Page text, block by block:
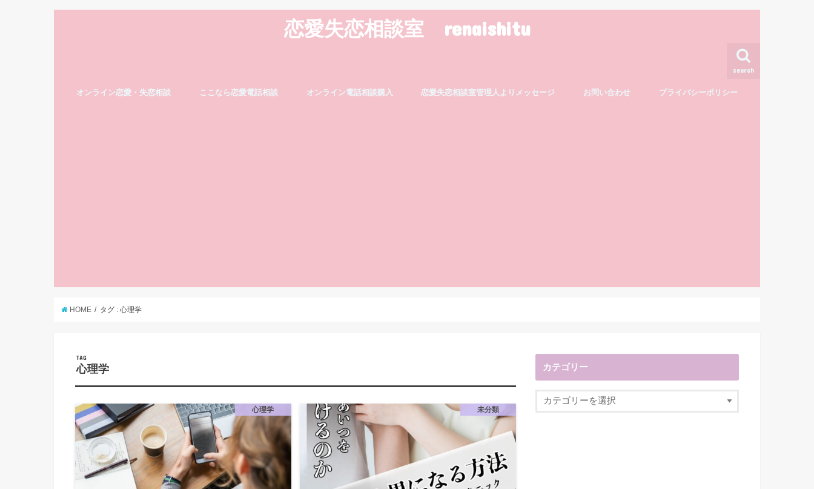
恋愛失恋相談室 renaishitu
search
オンライン恋愛・失恋相談 ここなら恋愛電話相談 オンライン電話相談購入 恋愛失恋相談室管理人よりメッセージ お問い合わせ プライバシーポリシー
HOME タグ : 心理学
TAG
心理学
心理学 未分類
カテゴリー